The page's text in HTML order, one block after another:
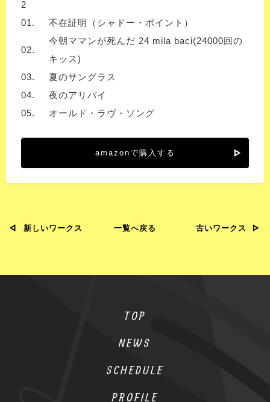
2
01.
不在証明（シャドー・ポイント）
02.
今朝ママンが死んだ 24 mila baci(24000回の
キッス)
03.
夏のサングラス
04.
夜のアリバイ
05.
オールド・ラヴ・ソング
amazonで購入する
新しいワークス 一覧へ戻る 古いワークス
TOP
NEWS
SCHEDULE
PROFILE